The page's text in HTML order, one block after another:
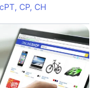
CP, CH